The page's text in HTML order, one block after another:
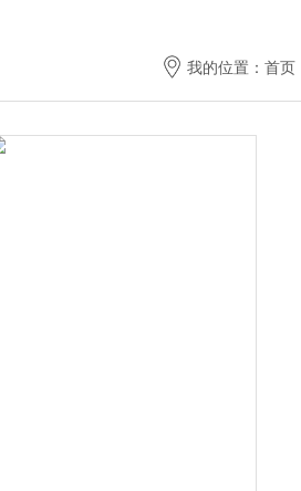
我的位置： 首页